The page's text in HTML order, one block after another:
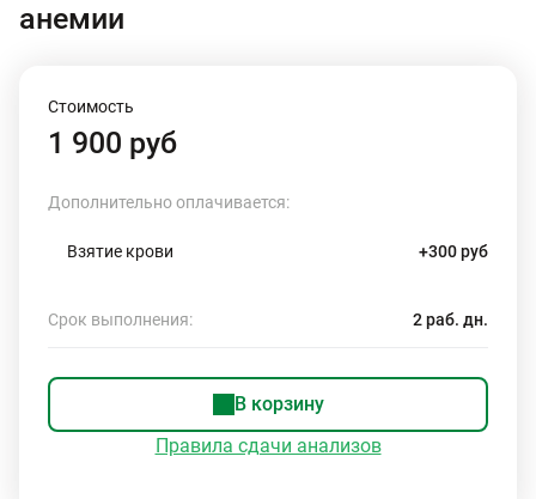
анемии
Стоимость
1 900 руб
Дополнительно оплачивается:
Взятие крови +300 руб
Срок выполнения: 2 раб. дн.
В корзину
Правила сдачи анализов